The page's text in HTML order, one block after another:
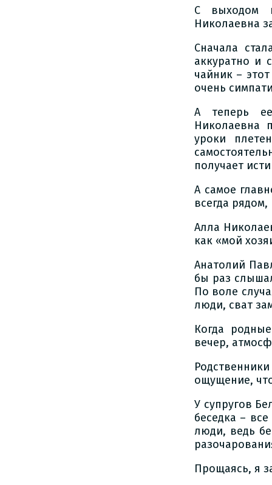
С выходом
Николаевна
Сначала
аккуратно и
чайник –
очень
А теперь
Николаевна
уроки
получает
А самое
всегда рядом,
Алла
как «мой
Анатолий
бы раз
По воле
люди, сват
Когда
вечер,
ощущение,
У супругов
беседка –
люди, ведь
Прощаясь, я